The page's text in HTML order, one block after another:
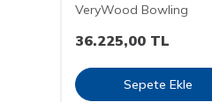
VeryWood Bowling
36.225,00 TL
Sepete Ekle